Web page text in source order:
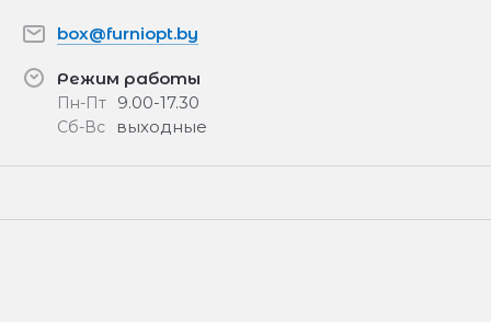
box@furniopt.by
Режим работы
Пн-Пт 9.00-17.30
Сб-Вс выходные